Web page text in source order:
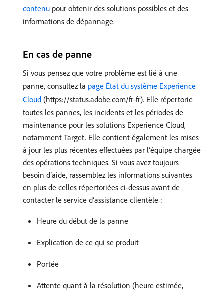
contenu pour obtenir des solutions possibles et des
informations de dépannage.
En cas de panne
Si vous pensez que votre problème est lié à une
panne, consultez la page État du système Experience
Cloud (https://status.adobe.com/fr-fr). Elle répertorie
toutes les pannes, les incidents et les périodes de
maintenance pour les solutions Experience Cloud,
notamment Target. Elle contient également les mises
à jour les plus récentes effectuées par l’équipe chargée
des opérations techniques. Si vous avez toujours
besoin d’aide, rassemblez les informations suivantes
en plus de celles répertoriées ci-dessus avant de
contacter le service d’assistance clientèle :
Heure du début de la panne
Explication de ce qui se produit
Portée
Attente quant à la résolution (heure estimée,